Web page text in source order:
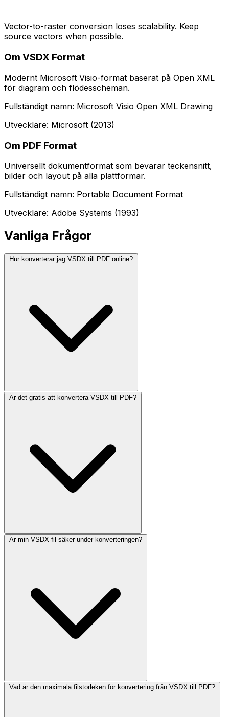
Vector-to-raster conversion loses scalability. Keep
source vectors when possible.
Om VSDX Format
Modernt Microsoft Visio-format baserat på Open XML
för diagram och flödesscheman.
Fullständigt namn: Microsoft Visio Open XML Drawing
Utvecklare: Microsoft (2013)
Om PDF Format
Universellt dokumentformat som bevarar teckensnitt,
bilder och layout på alla plattformar.
Fullständigt namn: Portable Document Format
Utvecklare: Adobe Systems (1993)
Vanliga Frågor
Hur konverterar jag VSDX till PDF online?
Är det gratis att konvertera VSDX till PDF?
Är min VSDX-fil säker under konverteringen?
Vad är den maximala filstorleken för konvertering från VSDX till PDF?